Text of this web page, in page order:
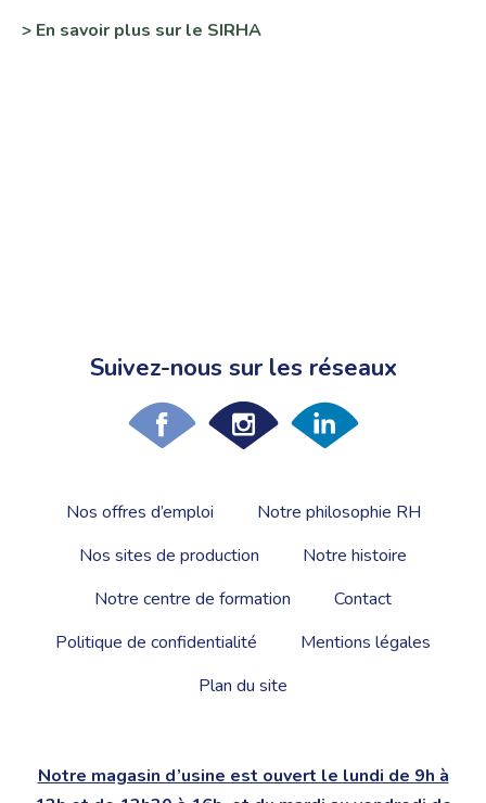
> En savoir plus sur le SIRHA
Suivez-nous sur les réseaux
Nos offres d’emploi
Notre philosophie RH
Nos sites de production
Notre histoire
Notre centre de formation
Contact
Politique de confidentialité
Mentions légales
Plan du site
Notre magasin d’usine est ouvert le lundi de 9h à